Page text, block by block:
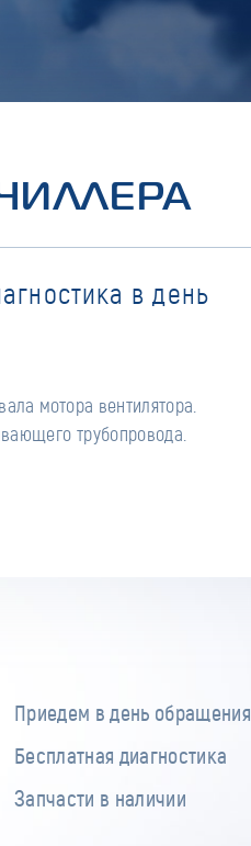
в день
трубопровода.
Приедем в день обращения
Бесплатная диагностика
Запчасти в наличии